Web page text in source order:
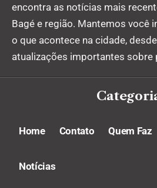
encontra as notícias mais
Bagé e região. Mantemos você
o que acontece na cidade,
atualizações importantes sobre
Home Contato Quem Faz
Notícias